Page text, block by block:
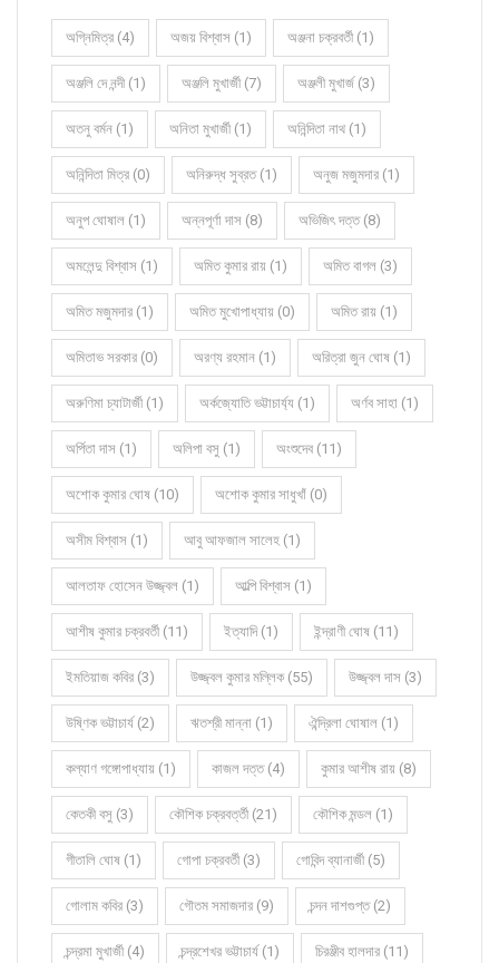
অগ্নিমিত্র (4) অজয় বিশ্বাস (1) অঞ্জনা চক্রবর্তী (1)
অঞ্জলি দে নন্দী (1) অঞ্জলি মুখার্জী (7) অঞ্জলী মুখার্জ (3)
অতনু বর্মন (1) অনিতা মুখার্জী (1) অনিন্দিতা নাথ (1)
অনিন্দিতা মিত্র (0) অনিরুদ্ধ সুব্রত (1) অনুজ মজুমদার (1)
অনুপ ঘোষাল (1) অন্নপূর্ণা দাস (8) অভিজিৎ দত্ত (8)
অমলেন্দু বিশ্বাস (1) অমিত কুমার রায় (1) অমিত বাগল (3)
অমিত মজুমদার (1) অমিত মুখোপাধ্যায় (0) অমিত রায় (1)
অমিতাভ সরকার (0) অরণ্য রহমান (1) অরিত্রা জুন ঘোষ (1)
অরুণিমা চ্যাটার্জী (1) অর্কজ্যোতি ভট্টাচার্য্য (1) অর্ণব সাহা (1)
অর্পিতা দাস (1) অলিপা বসু (1) অংশুদেব (11)
অশোক কুমার ঘোষ (10) অশোক কুমার সাধুখাঁ (0)
অসীম বিশ্বাস (1) আবু আফজাল সালেহ (1)
আলতাফ হোসেন উজ্জ্বল (1) আল্পি বিশ্বাস (1)
আশীষ কুমার চক্রবর্তী (11) ইত্যাদি (1) ইন্দ্রাণী ঘোষ (11)
ইমতিয়াজ কবির (3) উজ্জ্বল কুমার মল্লিক (55) উজ্জ্বল দাস (3)
উষ্ণিক ভট্টাচার্য (2) ঋতশ্রী মান্না (1) ঐন্দ্রিলা ঘোষাল (1)
কল্যাণ গঙ্গোপাধ্যায় (1) কাজল দত্ত (4) কুমার আশীষ রায় (8)
কেতকী বসু (3) কৌশিক চক্রবর্ত্তী (21) কৌশিক মন্ডল (1)
গীতালি ঘোষ (1) গোপা চক্রবর্তী (3) গোবিন্দ ব্যানার্জী (5)
গোলাম কবির (3) গৌতম সমাজদার (9) চন্দন দাশগুপ্ত (2)
চন্দ্রমা মুখার্জী (4) চন্দ্রশেখর ভট্টাচার্য (1) চিরঞ্জীব হালদার (11)